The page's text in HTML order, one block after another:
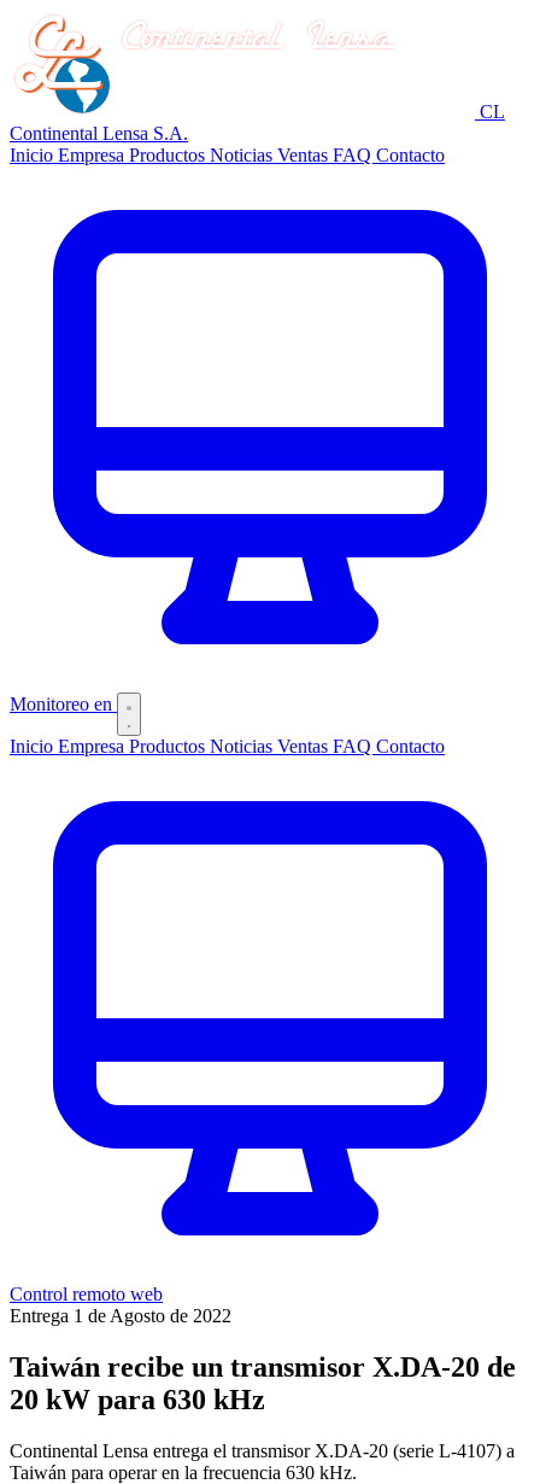
CL
Continental Lensa S.A.
Inicio Empresa Productos Noticias Ventas FAQ Contacto
Monitoreo en
Inicio Empresa Productos Noticias Ventas FAQ Contacto
Control remoto web
Entrega 1 de Agosto de 2022
Taiwán recibe un transmisor X.DA-20 de
20 kW para 630 kHz
Continental Lensa entrega el transmisor X.DA-20 (serie L-4107) a
Taiwán para operar en la frecuencia 630 kHz.